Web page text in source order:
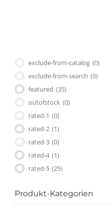
exclude-from-catalog (0)
exclude-from-search (0)
featured (35)
outofstock (0)
rated-1 (0)
rated-2 (1)
rated-3 (0)
rated-4 (1)
rated-5 (25)
Produkt-Kategorien